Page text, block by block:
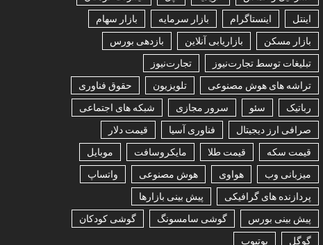
اینتل
اینستاگرام بازار سرمایه
بازار سهام
بازار مسکن
بازاریابی آنلاین
بازدهی بورس
تبلیغات توسط تجارت‌نیوز
تجارت‌نیوز
تراشه های هوش مصنوعی
تلویزیون
حقوق فناوری
رباتیک
سئو سرور مجازی
شبکه های اجتماعی
صرافی ارز دیجیتال
فناوری آسیا
قیمت دلار
قیمت سکه
قیمت طلا مایکروسافت
موبایل
میزبانی وب
هواوی هوش مصنوعی
واتساپ
پردازنده های گرافیکی
پیش بینی بازارها
پیش بینی بورس
گوشی سامسونگ
گوشی کودکان
گوگل
یوتیوب